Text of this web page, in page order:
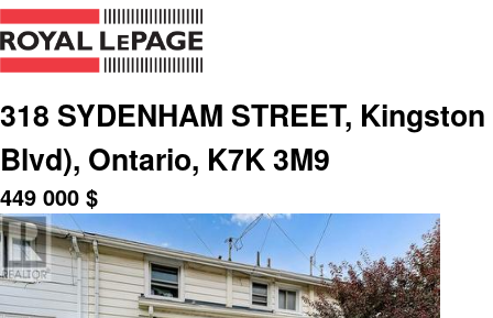
318 SYDENHAM STREET,
Blvd), Ontario, K7K 3M9
449 000 $